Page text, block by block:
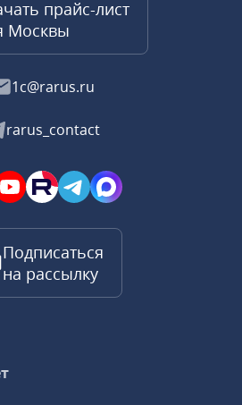
прайс-лист
Москвы
1c@rarus.ru
rarus_contact
Подписаться
на рассылку